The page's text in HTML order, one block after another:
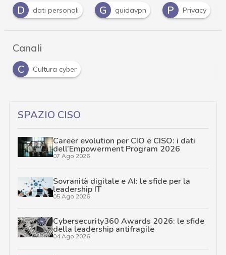
G guidavpn P Privacy V VPN
Canali
C
Cultura cyber
SPAZIO CISO
Career evolution per CIO e CISO: i dati
dell’Empowerment Program 2026
07 Ago 2026
Sovranità digitale e AI: le sfide per la
leadership IT
05 Ago 2026
Cybersecurity360 Awards 2026: le sfide
della leadership antifragile
04 Ago 2026